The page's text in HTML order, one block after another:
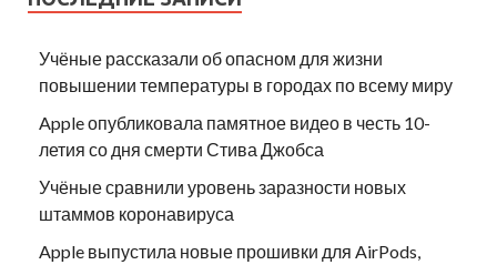
Учёные рассказали об опасном для жизни
повышении температуры в городах по всему миру
Apple опубликовала памятное видео в честь 10-
летия со дня смерти Стива Джобса
Учёные сравнили уровень заразности новых
штаммов коронавируса
Apple выпустила новые прошивки для AirPods,